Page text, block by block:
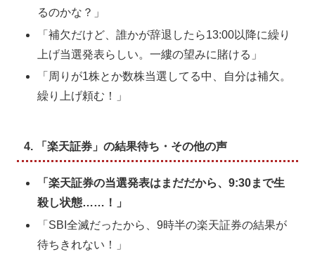
るのかな？」
「補欠だけど、誰かが辞退したら13:00以降に繰り
上げ当選発表らしい。一縷の望みに賭ける」
「周りが1株とか数株当選してる中、自分は補欠。
繰り上げ頼む！」
4. 「楽天証券」の結果待ち・その他の声
「楽天証券の当選発表はまだだから、9:30まで生
殺し状態……！」
「SBI全滅だったから、9時半の楽天証券の結果が
待ちきれない！」